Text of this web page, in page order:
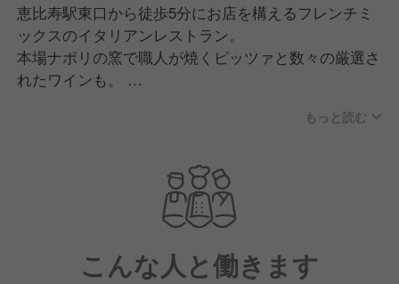
恵比寿駅東口から徒歩5分にお店を構えるフレンチミ
ックスのイタリアンレストラン。
本場ナポリの窯で職人が焼くピッツァと数々の厳選さ
れたワインも。
ラグジュアリーな空間ながらカジュアルにお楽しみ頂
また隣接するESPRESSO D WORKS（グループのカ
フェ）名物のパンケーキやコーヒーも提供していま
もっと読む
こんな人と働きます